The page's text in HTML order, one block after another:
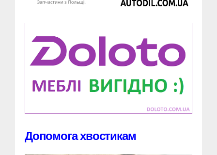
Допомога хвостикам